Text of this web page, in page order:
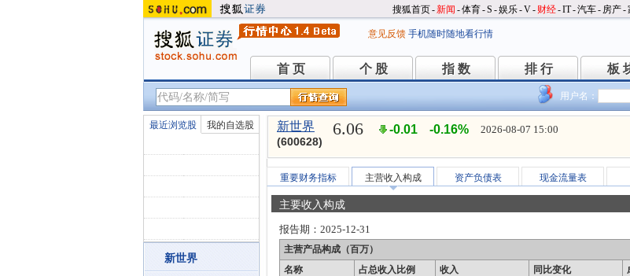
搜狐首页-新闻 -体育-S -娱乐-V- 财经-IT-汽车- 房产-
意见反馈 手机随时随地看行情
首 页
首 页 个 股
个 股 指 数
指 数 排 行
排 行 板
板
用户名：
最近浏览股 我的自选股
新世界
新世界
(600628)
6.06 -0.01 -0.16% 2026-08-07 15:00
重要财务指标 主营收入构成 资产负债表 现金流量表
主要收入构成
报告期： 2025-12-31
主营产品构成（百万）
名称
占总收入比例 收入 同比变化